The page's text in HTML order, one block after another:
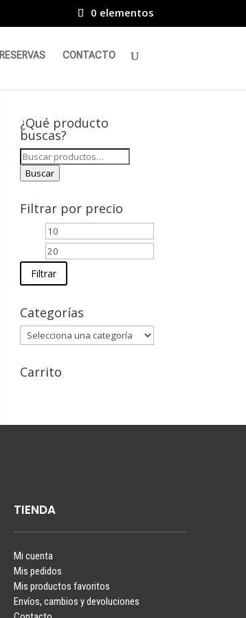
0 elementos
RESERVAS CONTACTO
¿Qué producto
buscas?
Buscar
por:
Buscar
Filtrar por precio
Precio
mínimo
Filtrar
Categorías
Carrito
TIENDA
Mi cuenta
Mis pedidos
Mis productos favoritos
Envíos, cambios y devoluciones